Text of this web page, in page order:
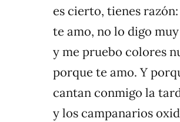
es cierto, tienes razón:
te amo, no lo digo
y me pruebo colores
porque te amo. Y
cantan conmigo la
y los campanarios